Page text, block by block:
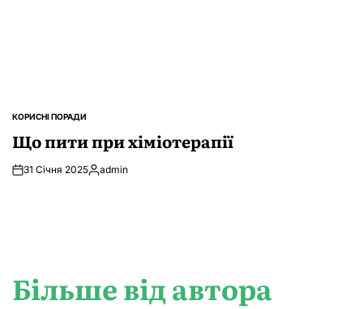
ОПУБЛІКУВАТИ
КОРИСНІ ПОРАДИ
Що пити при хіміотерапії
31 Січня 2025Опубліковано
admin
Більше від автора